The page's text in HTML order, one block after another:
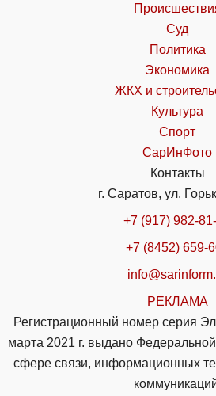
Суд
Политика
Экономика
ЖКХ и
Культура
Спорт
СарИнФото
Контакты
г. Саратов, ул.
+7 (917) 982-
+7 (8452) 659-
РЕКЛАМА
Регистрационный номер серия
марта 2021 г. выдано
сфере связи, информационных